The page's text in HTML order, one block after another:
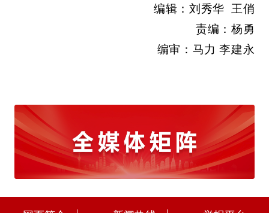
编辑：刘秀华 王俏
责编：杨勇
编审：马力 李建永